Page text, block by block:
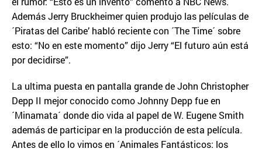
Además Jerry Bruckheimer quien produjo las películas de
´Piratas del Caribe’ habló reciente con ´The Time´ sobre
esto: “No en este momento” dijo Jerry “El futuro aún está
por decidirse”.
La ultima puesta en pantalla grande de John Christopher
Depp II mejor conocido como Johnny Depp fue en
´Minamata´ donde dio vida al papel de W. Eugene Smith
además de participar en la producción de esta película.
Antes de ello lo vimos en ´Animales Fantásticos: los